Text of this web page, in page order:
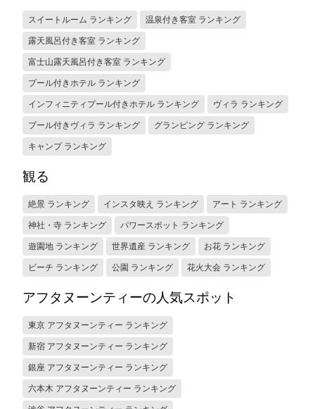
スイートルーム ランキング 温泉付き客室 ランキング
露天風呂付き客室 ランキング
富士山露天風呂付き客室 ランキング
プール付きホテル ランキング
インフィニティプール付きホテル ランキング ヴィラ ランキング
プール付きヴィラ ランキング グランピング ランキング
キャンプ ランキング
観る
絶景 ランキング インスタ映え ランキング アート ランキング
神社・寺 ランキング パワースポット ランキング
遊園地 ランキング 世界遺産 ランキング お花 ランキング
ビーチ ランキング 公園 ランキング 花火大会 ランキング
アフタヌーンティーの人気スポット
東京 アフタヌーンティー ランキング
新宿 アフタヌーンティー ランキング
銀座 アフタヌーンティー ランキング
六本木 アフタヌーンティー ランキング